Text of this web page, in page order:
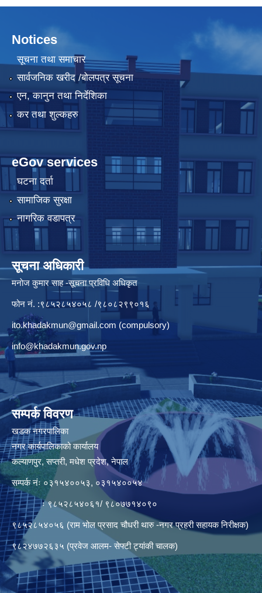
Notices
सूचना तथा समाचार
सार्वजनिक खरीद /बोलपत्र सूचना
एन, कानुन तथा निर्देशिका
कर तथा शुल्कहरु
eGov services
घटना दर्ता
सामाजिक सुरक्षा
नागरिक वडापत्र
सूचना अधिकारी
मनाेज कुमार साह -सूचना प्रविधि अधिकृत
फोन नं. :९८५२८५४०५८ /९८०८२९९०१६
ito.khadakmun@gmail.com (compulsory)
info@khadakmun.gov.np
सम्पर्क विवरण
खडक नगरपालिका
नगर कार्यपालिकाको कार्यालय
कल्याणपुर, सप्तरी, मधेश प्रदेश, नेपाल
सम्पर्क नंः ०३१५४००५३, ०३१५४००५४
ः ९८५२८५४०६१/ ९८०७७१४०९०
९८५२८५४०५६ (राम भोल प्रसाद चौधरी थारु -नगर प्रहरी सहायक निरीक्षक)
९८२४७७२६३५ (प्रवेज आलम- सेफ्टी ट्यांकी चालक)